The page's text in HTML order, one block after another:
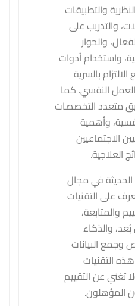
والتطبيقات
والتدريب على
والحوار
واستخدام أدوات
بالسرية
النفسي. كما
متعدد التخصصات
وأهمية
الاجتماعيين
العلاجية.
الحديثة في مجال
على التقنيات
والمتابعة،
والذكاء
البيانات
التقنيات
عن التقييم
المؤهلون.